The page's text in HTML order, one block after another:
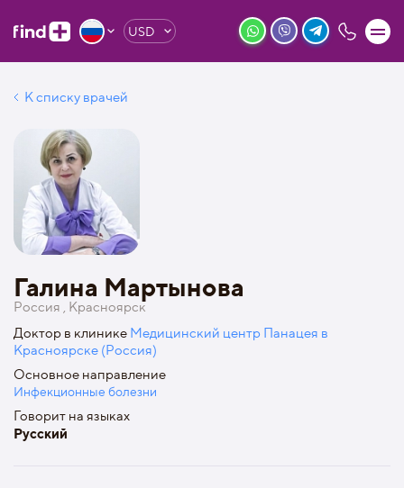
USD
К списку врачей
Галина Мартынова
Россия , Красноярск
Доктор в клинике Медицинский центр Панацея в
Красноярске (Россия)
Основное направление
Инфекционные болезни
Говорит на языках
Русский